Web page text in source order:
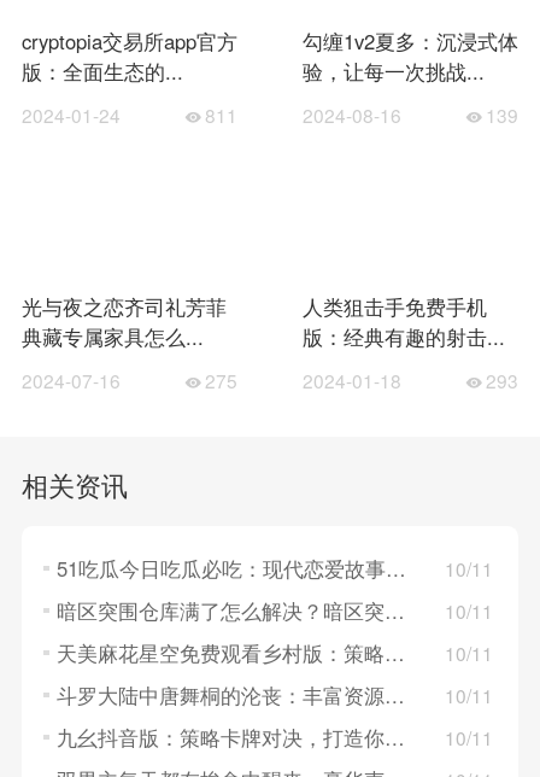
cryptopia交易所app官方
版：全面生态的...
2024-01-24 811
勾缠1v2夏多：沉浸式体
验，让每一次挑战...
2024-08-16 139
光与夜之恋齐司礼芳菲
典藏专属家具怎么...
2024-07-16 275
人类狙击手免费手机
版：经典有趣的射击...
2024-01-18 293
相关资讯
51吃瓜今日吃瓜必吃：现代恋爱故事，探索年轻人的情感世界！ 10/11
暗区突围仓库满了怎么解决？暗区突围仓库满了的解决方法 10/11
天美麻花星空免费观看乡村版：策略卡牌对决，构建梦幻英雄组队！ 10/11
斗罗大陆中唐舞桐的沦丧：丰富资源系统，策略养成英雄角色！ 10/11
九幺抖音版：策略卡牌对决，打造你的战斗队伍！ 10/11